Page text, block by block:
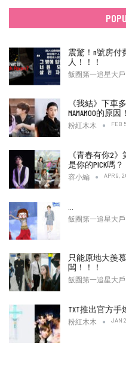
震驚！n號房付
人！！！
飯圈第一追星大戶
《我結》下車
MAMAMOO的原因！
粉紅木木 FEB
《青春有你2
是你的PICK嗎？
容小編 APR 9,
飯圈第一追星大戶
只能原地大羨
闆！！！
飯圈第一追星大戶
TXT推出官方
粉紅木木 JAN